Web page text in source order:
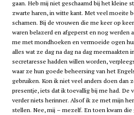
gaan. Heb mij niet geschaamd bij het kleine
zwarte haren, in witte kant. Met veel moeite
schamen. Bij de vrouwen die me keer op
waren belazerd en afgeperst en nog werden
me met mondhoeken en vermoeide ogen
alles wat ze dag na dag na dag meemaakten
secretaresse hadden willen worden,
waar ze hun goede beheersing van het
gebruiken. Kon ik niet veel anders doen dan
presentje, iets dat ik toevallig bij me had. De
verder niets herinner. Alsof ik ze met mijn
stellen. Nee, mij – mezelf. En toen kwam die